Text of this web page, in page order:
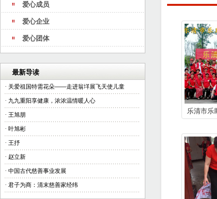
爱心成员
爱心企业
爱心团体
最新导读
· 关爱祖国特需花朵——走进翁垟展飞天使儿童
· 九九重阳享健康，浓浓温情暖人心
· 王旭朋
· 叶旭彬
· 王抒
· 赵立新
· 中国古代慈善事业发展
· 君子为商：清末慈善家经纬
乐清市乐